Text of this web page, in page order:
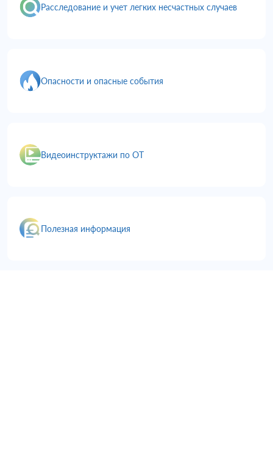
Расследование и учет легких несчастных случаев
Опасности и опасные события
Видеоинструктажи по ОТ
Полезная информация